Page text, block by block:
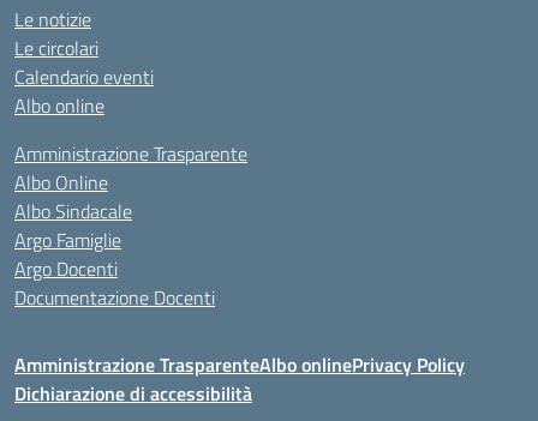
Le notizie
Le circolari
Calendario eventi
Albo online
Amministrazione Trasparente
Albo Online
Albo Sindacale
Argo Famiglie
Argo Docenti
Documentazione Docenti
Amministrazione TrasparenteAlbo onlinePrivacy Policy
Dichiarazione di accessibilità